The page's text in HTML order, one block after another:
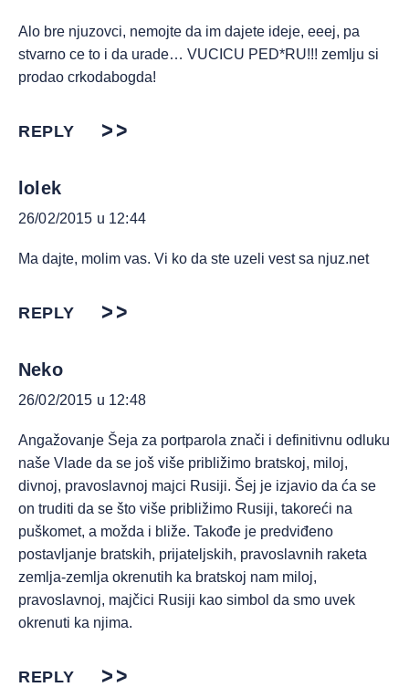
Alo bre njuzovci, nemojte da im dajete ideje, eeej, pa
stvarno ce to i da urade… VUCICU PED*RU!!! zemlju si
prodao crkodabogda!
REPLY
lolek
26/02/2015 u 12:44
Ma dajte, molim vas. Vi ko da ste uzeli vest sa njuz.net
REPLY
Neko
26/02/2015 u 12:48
Angažovanje Šeja za portparola znači i definitivnu odluku
naše Vlade da se još više približimo bratskoj, miloj,
divnoj, pravoslavnoj majci Rusiji. Šej je izjavio da ća se
on truditi da se što više približimo Rusiji, takoreći na
puškomet, a možda i bliže. Takođe je predviđeno
postavljanje bratskih, prijateljskih, pravoslavnih raketa
zemlja-zemlja okrenutih ka bratskoj nam miloj,
pravoslavnoj, majčici Rusiji kao simbol da smo uvek
okrenuti ka njima.
REPLY